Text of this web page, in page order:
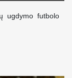
ugdymo futbolo